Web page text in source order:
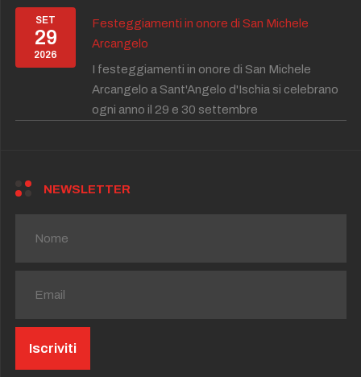
SET
29
2026
Festeggiamenti in onore di San Michele
Arcangelo
I festeggiamenti in onore di San Michele
Arcangelo a Sant'Angelo d'Ischia si celebrano
ogni anno il 29 e 30 settembre
NEWSLETTER